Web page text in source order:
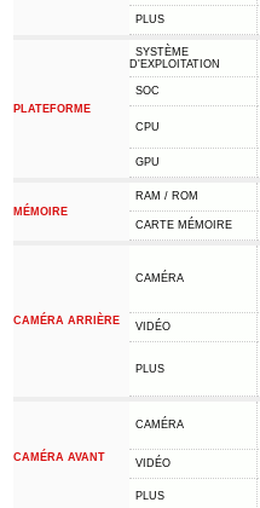
PLUS
PLATEFORME
SYSTÈME
D'EXPLOITATION
SOC
CPU
GPU
MÉMOIRE
RAM / ROM
CARTE MÉMOIRE
CAMÉRA ARRIÈRE
CAMÉRA
VIDÉO
PLUS
CAMÉRA AVANT
CAMÉRA
VIDÉO
PLUS